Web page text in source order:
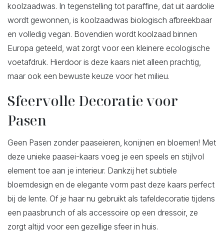
koolzaadwas. In tegenstelling tot paraffine, dat uit aardolie
wordt gewonnen, is koolzaadwas biologisch afbreekbaar
en volledig vegan. Bovendien wordt koolzaad binnen
Europa geteeld, wat zorgt voor een kleinere ecologische
voetafdruk. Hierdoor is deze kaars niet alleen prachtig,
maar ook een bewuste keuze voor het milieu.
Sfeervolle Decoratie voor
Pasen
Geen Pasen zonder paaseieren, konijnen en bloemen! Met
deze unieke paasei-kaars voeg je een speels en stijlvol
element toe aan je interieur. Dankzij het subtiele
bloemdesign en de elegante vorm past deze kaars perfect
bij de lente. Of je haar nu gebruikt als tafeldecoratie tijdens
een paasbrunch of als accessoire op een dressoir, ze
zorgt altijd voor een gezellige sfeer in huis.